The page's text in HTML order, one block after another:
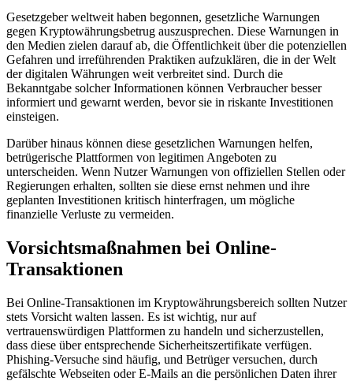
Gesetzgeber weltweit haben begonnen, gesetzliche Warnungen
gegen Kryptowährungsbetrug auszusprechen. Diese Warnungen in
den Medien zielen darauf ab, die Öffentlichkeit über die potenziellen
Gefahren und irreführenden Praktiken aufzuklären, die in der Welt
der digitalen Währungen weit verbreitet sind. Durch die
Bekanntgabe solcher Informationen können Verbraucher besser
informiert und gewarnt werden, bevor sie in riskante Investitionen
einsteigen.
Darüber hinaus können diese gesetzlichen Warnungen helfen,
betrügerische Plattformen von legitimen Angeboten zu
unterscheiden. Wenn Nutzer Warnungen von offiziellen Stellen oder
Regierungen erhalten, sollten sie diese ernst nehmen und ihre
geplanten Investitionen kritisch hinterfragen, um mögliche
finanzielle Verluste zu vermeiden.
Vorsichtsmaßnahmen bei Online-
Transaktionen
Bei Online-Transaktionen im Kryptowährungsbereich sollten Nutzer
stets Vorsicht walten lassen. Es ist wichtig, nur auf
vertrauenswürdigen Plattformen zu handeln und sicherzustellen,
dass diese über entsprechende Sicherheitszertifikate verfügen.
Phishing-Versuche sind häufig, und Betrüger versuchen, durch
gefälschte Webseiten oder E-Mails an die persönlichen Daten ihrer